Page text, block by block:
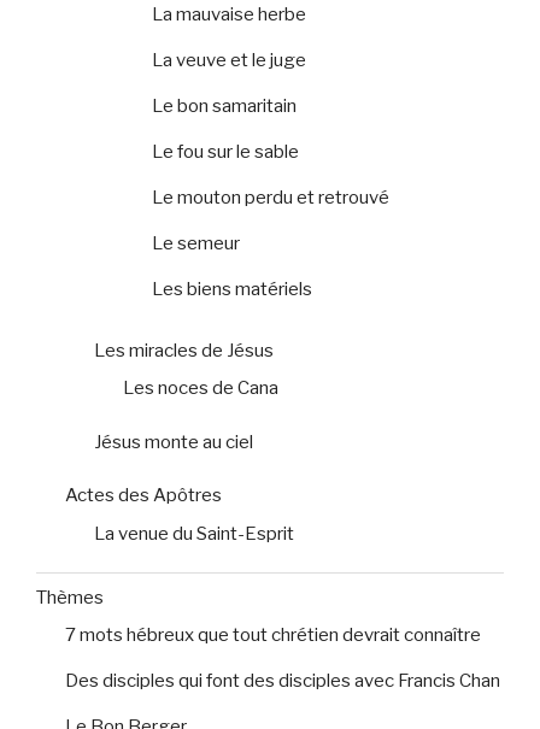
La mauvaise herbe
La veuve et le juge
Le bon samaritain
Le fou sur le sable
Le mouton perdu et retrouvé
Le semeur
Les biens matériels
Les miracles de Jésus
Les noces de Cana
Jésus monte au ciel
Actes des Apôtres
La venue du Saint-Esprit
Thèmes
7 mots hébreux que tout chrétien devrait connaître
Des disciples qui font des disciples avec Francis Chan